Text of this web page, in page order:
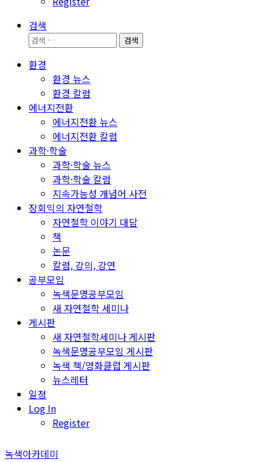
검색
검
환경
환경 뉴스
환경 칼럼
에너지전환
에너지전환 뉴스
에너지전환 칼럼
과학·학술
과학·학술 뉴스
과학·학술 칼럼
지속가능성 개념어 사전
장회익의 자연철학
자연철학 이야기 대담
책
논문
칼럼, 강의, 강연
공부모임
녹색문명공부모임
새 자연철학 세미나
게시판
새 자연철학세미나 게시판
녹색문명공부모임 게시판
녹색 책/영화클럽 게시판
뉴스레터
일정
Log In
Register
녹색아카데미